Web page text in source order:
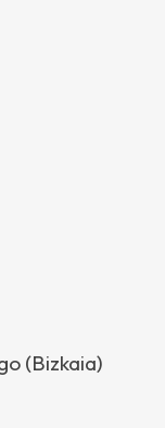
(Bizkaia)